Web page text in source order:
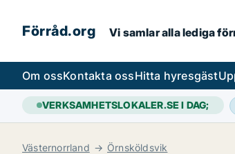
Förråd.org Vi samlar alla lediga
Om ossKontakta ossHitta hyresgäst
VERKSAMHETSLOKALER.SE I DAG;
Västernorrland Örnsköldsvik